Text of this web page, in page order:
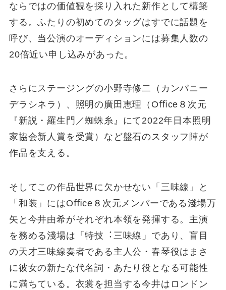
ならではの価値観を採り⼊れた新作として構築
する。ふたりの初めてのタッグはすでに話題を
呼び、当公演のオーディションには募集⼈数の
20倍近い申し込みがあった。
さらにステージングの⼩野寺修⼆（カンパニー
デラシネラ）、照明の廣⽥恵理（Oﬃce８次元
『新説・羅⽣⾨／蜘蛛⽷』にて2022年⽇本照明
家協会新⼈賞を受賞）など盤⽯のスタッフ陣が
作品を⽀える。
そしてこの作品世界に⽋かせない「三味線」と
「和装」にはOﬃce８次元メンバーである淺場万
⽮と今井由希がそれぞれ本領を発揮する。主演
を務める淺場は「特技︓三味線」であり、盲⽬
の天才三味線奏者である主⼈公・春琴役はまさ
に彼⼥の新たな代名詞・あたり役となる可能性
に満ちている。⾐裳を担当する今井はロンドン